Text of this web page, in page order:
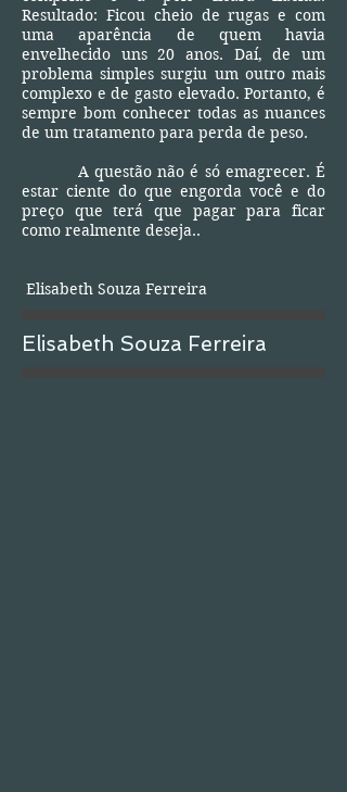
Resultado: Ficou cheio de rugas e com
uma aparência de quem havia
envelhecido uns 20 anos. Daí, de um
problema simples surgiu um outro mais
complexo e de gasto elevado. Portanto, é
sempre bom conhecer todas as nuances
de um tratamento para perda de peso.
A questão não é só emagrecer. É
estar ciente do que engorda você e do
preço que terá que pagar para ficar
como realmente deseja..
Elisabeth Souza Ferreira
Elisabeth Souza Ferreira